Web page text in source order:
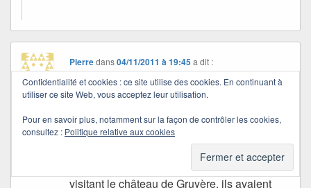
Pierredans04/11/2011 à 19:45 a dit :
Les embrasures de fenêtres devaient être
des lieux de lecture des belles dames en
attente : « Anne ma soeur Anne ne vois-tu
rien venir? » des lieux de rêverie et comme
tu le fais si bien des lieux de conte, oui ça
manque dans nos logis modernes, en
visitant le château de Gruyère, ils avaient
Confidentialité et cookies : ce site utilise des cookies. En continuant à
utiliser ce site Web, vous acceptez leur utilisation.
Pour en savoir plus, notamment sur la façon de contrôler les cookies,
consultez : Politique relative aux cookies